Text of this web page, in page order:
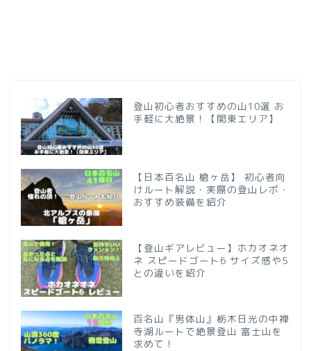
登山初心者おすすめの山10選 お
手軽に大絶景！【関東エリア】
【日本百名山 槍ヶ岳】 初心者向
けルート解説・実際の登山レポ・
おすすめ装備を紹介
【登山ギアレビュー】ホカオネオ
ネ スピードゴート6 サイズ感や5
との違いを紹介
百名山『男体山』栃木日光の中禅
寺湖ルートで絶景登山 富士山を
求めて！